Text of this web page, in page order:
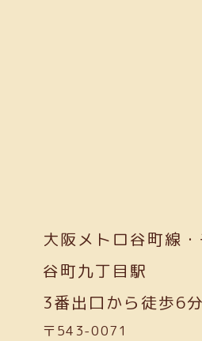
大阪メトロ谷町線
谷町九丁目駅
3番出口から徒歩6分
〒543-0071